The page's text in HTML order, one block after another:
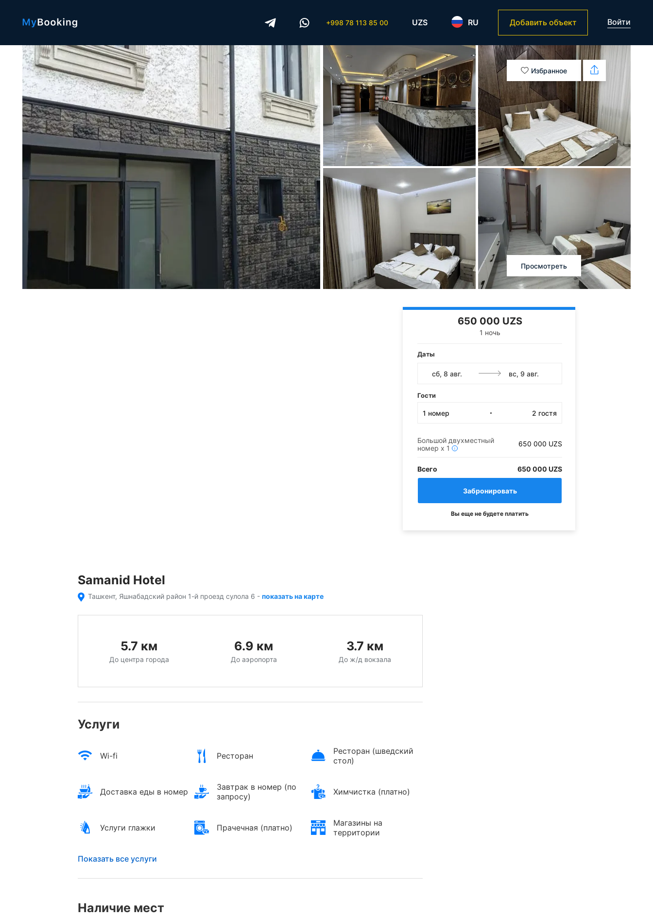
+998 78 113 85 00 UZS RU Добавить объект Войти
Избранное
Просмотреть
650 000 UZS
1 ночь
Даты
Гости
1 номер 2 гостя
Большой двухместный
номер x 1 i
650 000 UZS
Всего 650 000 UZS
Вы еще не будете платить
Samanid Hotel
Ташкент, Яшнабадский район 1-й проезд сулола 6 - показать на карте
5.7 км
До центра города
6.9 км
До аэропорта
3.7 км
До ж/д вокзала
Услуги
Wi-fi Ресторан
Ресторан (шведский
стол)
Доставка еды в номер
Завтрак в номер (по
запросу)
Химчистка (платно)
Услуги глажки Прачечная (платно)
Магазины на
территории
Показать все услуги
Наличие мест